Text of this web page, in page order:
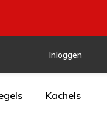
Inloggen
Kachels